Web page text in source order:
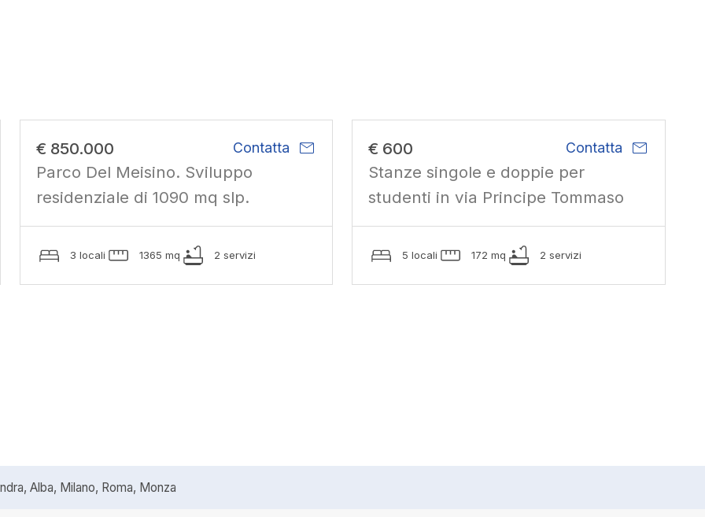
€ 850.000 Contatta mail
Parco Del Meisino. Sviluppo
residenziale di 1090 mq slp.
3 locali 1365 mq 2 servizi
€ 600 Contatta mail
Stanze singole e doppie per
studenti in via Principe Tommaso
5 locali 172 mq 2 servizi
Alba, Milano, Roma, Monza